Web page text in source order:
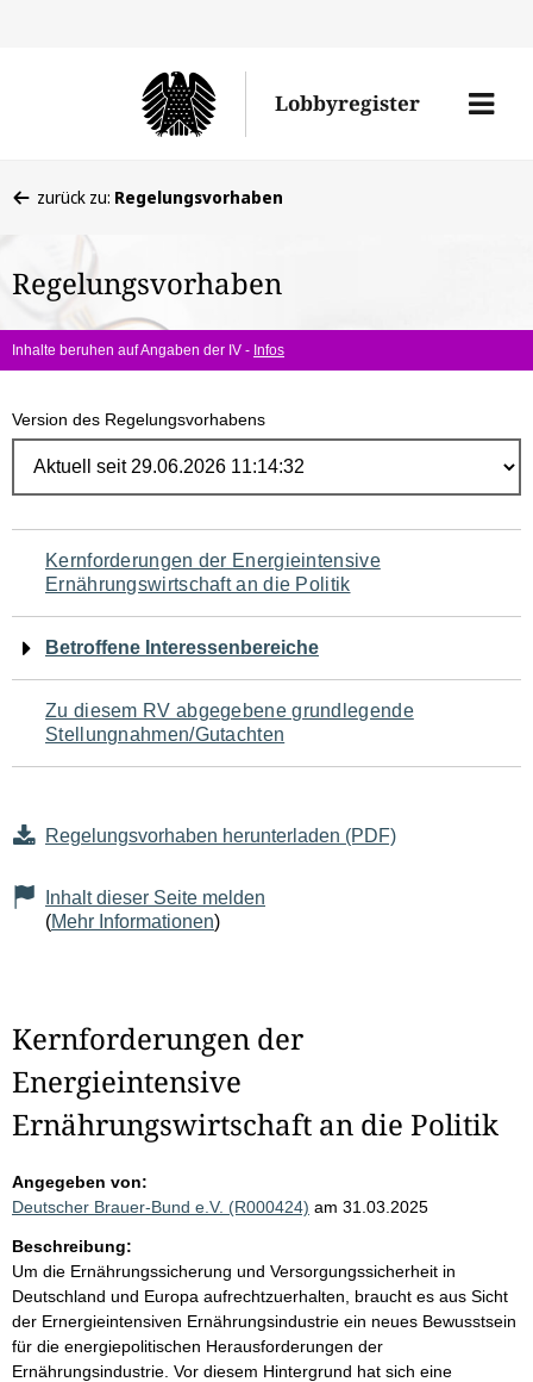
Lobbyregister
Menü
befinden
hier:
zurück zu: Regelungsvorhaben
Regelungsvorhaben
Inhalte beruhen auf Angaben der IV - Infos
Version des Regelungsvorhabens
Navigation
für
den
Seiteninhalt
Kernforderungen der Energieintensive
Ernährungswirtschaft an die Politik
Betroffene Interessenbereiche
Zu diesem RV abgegebene grundlegende
Stellungnahmen/Gutachten
Regelungsvorhaben herunterladen (PDF)
Inhalt dieser Seite melden
(Mehr Informationen)
Kernforderungen der
Energieintensive
Ernährungswirtschaft an die Politik
Angegeben von:
Deutscher Brauer-Bund e.V. (R000424) am 31.03.2025
Beschreibung:
Um die Ernährungssicherung und Versorgungssicherheit in
Deutschland und Europa aufrechtzuerhalten, braucht es aus Sicht
der Ernergieintensiven Ernährungsindustrie ein neues Bewusstsein
für die energiepolitischen Herausforderungen der
Ernährungsindustrie. Vor diesem Hintergrund hat sich eine